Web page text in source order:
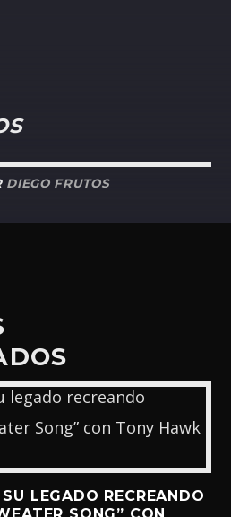
DIEGO FRUTOS
LEGADO RECREANDO